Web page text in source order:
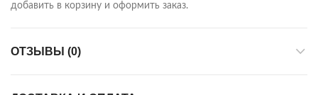
добавить в корзину и оформить заказ.
ОТЗЫВЫ (0)